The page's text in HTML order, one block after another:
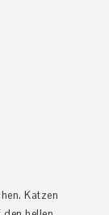
Katzen